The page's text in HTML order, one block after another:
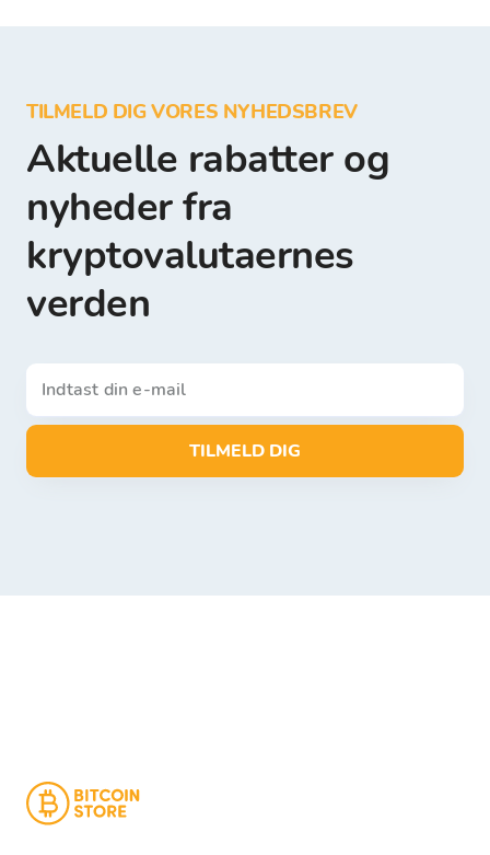
TILMELD DIG VORES NYHEDSBREV
Aktuelle rabatter og
nyheder fra
kryptovalutaernes
verden
TILMELD DIG